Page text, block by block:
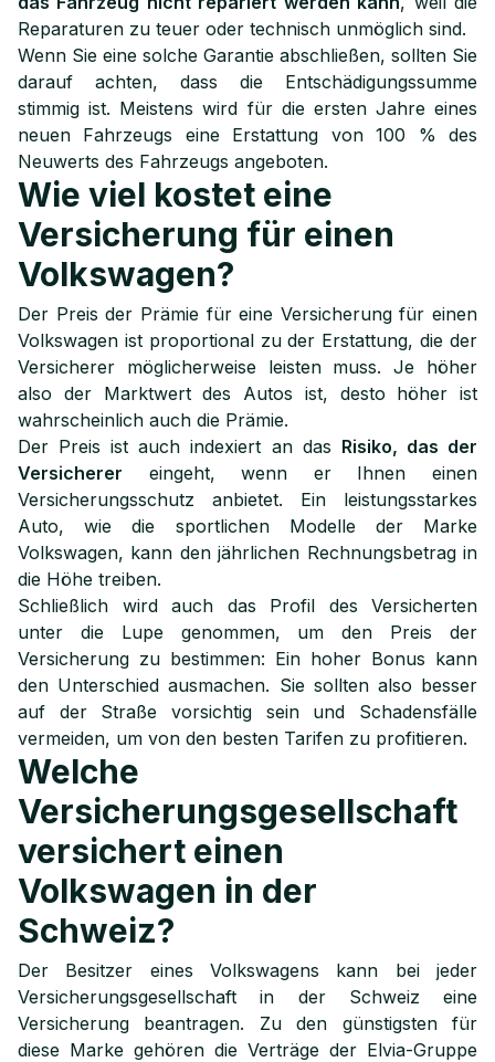
Reparaturen zu teuer oder technisch unmöglich sind.
Wenn Sie eine solche Garantie abschließen, sollten Sie
darauf achten, dass die Entschädigungssumme
stimmig ist. Meistens wird für die ersten Jahre eines
neuen Fahrzeugs eine Erstattung von 100 % des
Neuwerts des Fahrzeugs angeboten.
Wie viel kostet eine
Versicherung für einen
Volkswagen?
Der Preis der Prämie für eine Versicherung für einen
Volkswagen ist proportional zu der Erstattung, die der
Versicherer möglicherweise leisten muss. Je höher
also der Marktwert des Autos ist, desto höher ist
wahrscheinlich auch die Prämie.
Der Preis ist auch indexiert an das Risiko, das der
Versicherer eingeht, wenn er Ihnen einen
Versicherungsschutz anbietet. Ein leistungsstarkes
Auto, wie die sportlichen Modelle der Marke
Volkswagen, kann den jährlichen Rechnungsbetrag in
die Höhe treiben.
Schließlich wird auch das Profil des Versicherten
unter die Lupe genommen, um den Preis der
Versicherung zu bestimmen: Ein hoher Bonus kann
den Unterschied ausmachen. Sie sollten also besser
auf der Straße vorsichtig sein und Schadensfälle
vermeiden, um von den besten Tarifen zu profitieren.
Welche
Versicherungsgesellschaft
versichert einen
Volkswagen in der
Schweiz?
Der Besitzer eines Volkswagens kann bei jeder
Versicherungsgesellschaft in der Schweiz eine
Versicherung beantragen. Zu den günstigsten für
diese Marke gehören die Verträge der Elvia-Gruppe